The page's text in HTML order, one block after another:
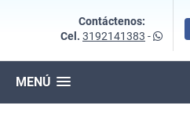
Contáctenos:
Cel. 3192141383 -
MENÚ